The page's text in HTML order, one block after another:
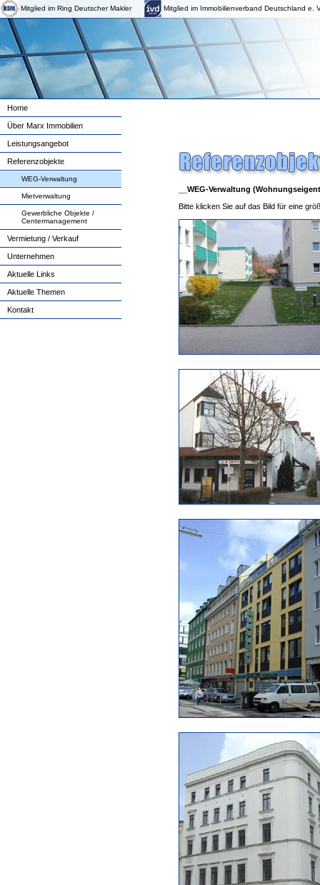
Mitglied im Ring Deutscher Makler Mitglied im Immobilienverband Deutschland e.
Home
Über Marx Immobilien
Leistungsangebot
Referenzobjekte
WEG-Verwaltung
Mietverwaltung
Gewerbliche Objekte /
Centermanagement
Vermietung / Verkauf
Unternehmen
Aktuelle Links
Aktuelle Themen
Kontakt
__WEG-Verwaltung
Bitte klicken Sie auf das Bild für eine